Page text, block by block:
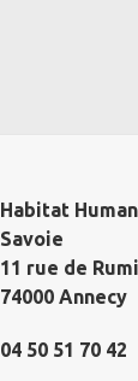
Habitat
Savoie
11 rue de
74000 Annecy
04 50 51 70 42